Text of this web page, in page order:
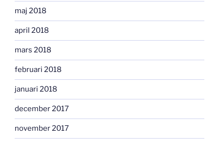
maj 2018
april 2018
mars 2018
februari 2018
januari 2018
december 2017
november 2017